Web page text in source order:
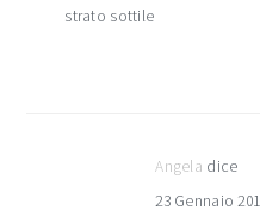
strato sottile
Angela dice
23 Gennaio